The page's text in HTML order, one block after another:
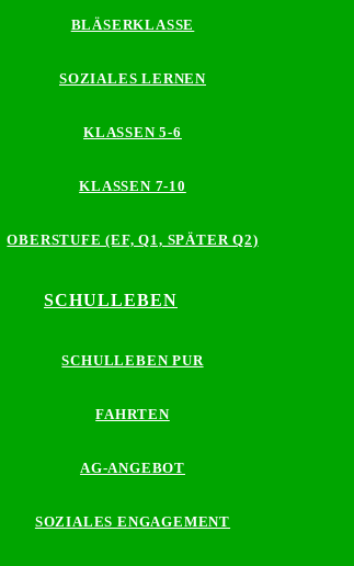
BLÄSERKLASSE
SOZIALES LERNEN
KLASSEN 5-6
KLASSEN 7-10
OBERSTUFE (EF, Q1, SPÄTER Q2)
SCHULLEBEN
SCHULLEBEN PUR
FAHRTEN
AG-ANGEBOT
SOZIALES ENGAGEMENT